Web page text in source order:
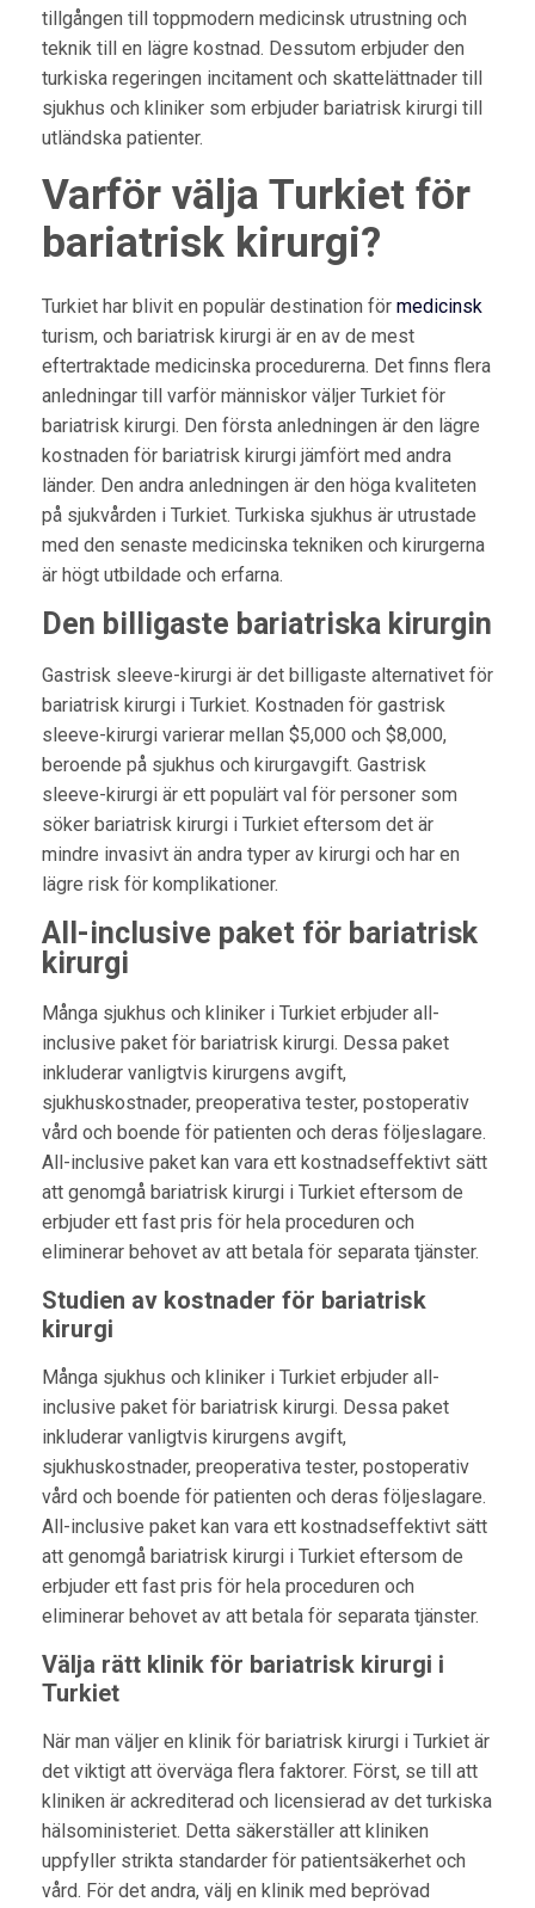
tillgången till toppmodern medicinsk utrustning och
teknik till en lägre kostnad. Dessutom erbjuder den
turkiska regeringen incitament och skattelättnader till
sjukhus och kliniker som erbjuder bariatrisk kirurgi till
utländska patienter.
Varför välja Turkiet för
bariatrisk kirurgi?
Turkiet har blivit en populär destination för medicinsk
turism, och bariatrisk kirurgi är en av de mest
eftertraktade medicinska procedurerna. Det finns flera
anledningar till varför människor väljer Turkiet för
bariatrisk kirurgi. Den första anledningen är den lägre
kostnaden för bariatrisk kirurgi jämfört med andra
länder. Den andra anledningen är den höga kvaliteten
på sjukvården i Turkiet. Turkiska sjukhus är utrustade
med den senaste medicinska tekniken och kirurgerna
är högt utbildade och erfarna.
Den billigaste bariatriska kirurgin
Gastrisk sleeve-kirurgi är det billigaste alternativet för
bariatrisk kirurgi i Turkiet. Kostnaden för gastrisk
sleeve-kirurgi varierar mellan $5,000 och $8,000,
beroende på sjukhus och kirurgavgift. Gastrisk
sleeve-kirurgi är ett populärt val för personer som
söker bariatrisk kirurgi i Turkiet eftersom det är
mindre invasivt än andra typer av kirurgi och har en
lägre risk för komplikationer.
All-inclusive paket för bariatrisk
kirurgi
Många sjukhus och kliniker i Turkiet erbjuder all-
inclusive paket för bariatrisk kirurgi. Dessa paket
inkluderar vanligtvis kirurgens avgift,
sjukhuskostnader, preoperativa tester, postoperativ
vård och boende för patienten och deras följeslagare.
All-inclusive paket kan vara ett kostnadseffektivt sätt
att genomgå bariatrisk kirurgi i Turkiet eftersom de
erbjuder ett fast pris för hela proceduren och
eliminerar behovet av att betala för separata tjänster.
Studien av kostnader för bariatrisk
kirurgi
Många sjukhus och kliniker i Turkiet erbjuder all-
inclusive paket för bariatrisk kirurgi. Dessa paket
inkluderar vanligtvis kirurgens avgift,
sjukhuskostnader, preoperativa tester, postoperativ
vård och boende för patienten och deras följeslagare.
All-inclusive paket kan vara ett kostnadseffektivt sätt
att genomgå bariatrisk kirurgi i Turkiet eftersom de
erbjuder ett fast pris för hela proceduren och
eliminerar behovet av att betala för separata tjänster.
Välja rätt klinik för bariatrisk kirurgi i
Turkiet
När man väljer en klinik för bariatrisk kirurgi i Turkiet är
det viktigt att överväga flera faktorer. Först, se till att
kliniken är ackrediterad och licensierad av det turkiska
hälsoministeriet. Detta säkerställer att kliniken
uppfyller strikta standarder för patientsäkerhet och
vård. För det andra, välj en klinik med beprövad